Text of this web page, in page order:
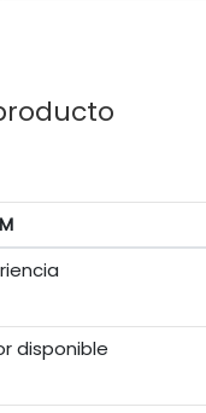
disponible